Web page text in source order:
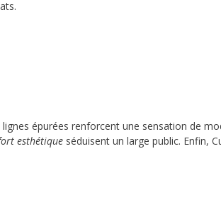
lignes épurées renforcent une sensation de
esthétique séduisent un large public. Enfin,